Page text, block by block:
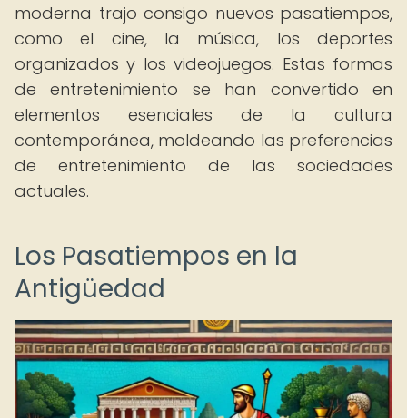
moderna trajo consigo nuevos pasatiempos,
como el cine, la música, los deportes
organizados y los videojuegos. Estas formas
de entretenimiento se han convertido en
elementos esenciales de la cultura
contemporánea, moldeando las preferencias
de entretenimiento de las sociedades
actuales.
Los Pasatiempos en la
Antigüedad